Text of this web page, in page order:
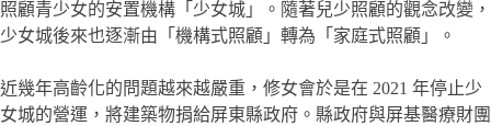
照顧青少女的安置機構「少女城」。隨著兒少照顧的觀念改變，
少女城後來也逐漸由「機構式照顧」轉為「家庭式照顧」。
近幾年高齡化的問題越來越嚴重，修女會於是在 2021 年停止少
女城的營運，將建築物捐給屏東縣政府。縣政府與屏基醫療財團